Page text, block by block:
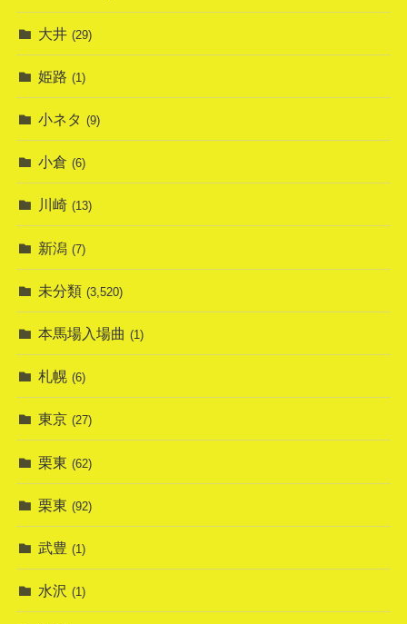
大井 (29)
姫路 (1)
小ネタ (9)
小倉 (6)
川崎 (13)
新潟 (7)
未分類 (3,520)
本馬場入場曲 (1)
札幌 (6)
東京 (27)
栗東 (62)
栗東 (92)
武豊 (1)
水沢 (1)